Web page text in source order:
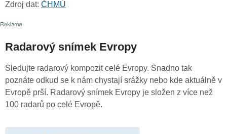
Zdroj dat: ČHMÚ
Radarový snímek Evropy
Sledujte radarový kompozit celé Evropy. Snadno tak
poznáte odkud se k nám chystají srážky nebo kde aktuálně v
Evropě prší. Radarový snímek Evropy je složen z více než
100 radarů po celé Evropě.